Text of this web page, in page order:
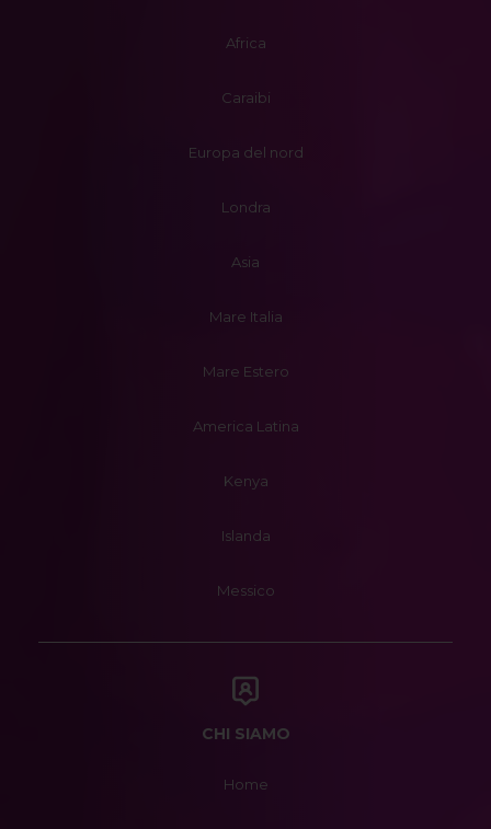
Africa
Caraibi
Europa del nord
Londra
Asia
Mare Italia
Mare Estero
America Latina
Kenya
Islanda
Messico
CHI SIAMO
Home